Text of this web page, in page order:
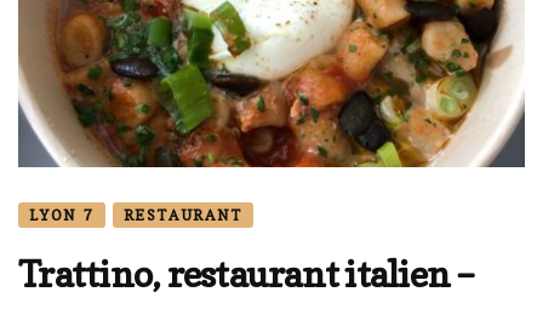
LYON 7 RESTAURANT
Trattino, restaurant italien –